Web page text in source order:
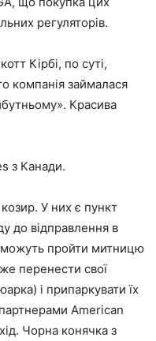
регуляторів.
Кірбі, по суті,
компанія займалася
Красива
з Канади.
У них є пункт
до відправлення в
пройти митницю
перенести свої
і припаркувати їх
American
Чорна конячка з